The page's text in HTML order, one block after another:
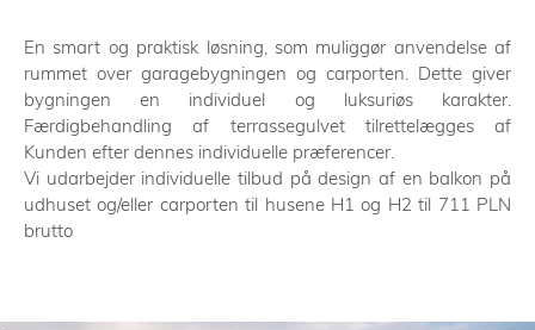
En smart og praktisk løsning, som muliggør anvendelse af
rummet over garagebygningen og carporten. Dette giver
bygningen en individuel og luksuriøs karakter.
Færdigbehandling af terrassegulvet tilrettelægges af
Kunden efter dennes individuelle præferencer.
Vi udarbejder individuelle tilbud på design af en balkon på
udhuset og/eller carporten til husene H1 og H2 til 711 PLN
brutto